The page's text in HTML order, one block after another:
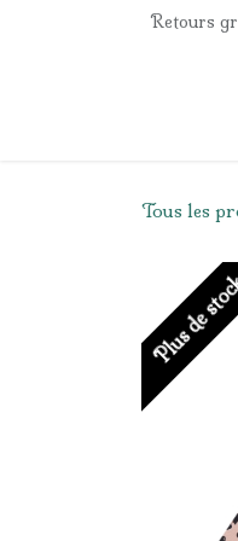
Se rendre au contenu
Retours
Tous les
Plus de